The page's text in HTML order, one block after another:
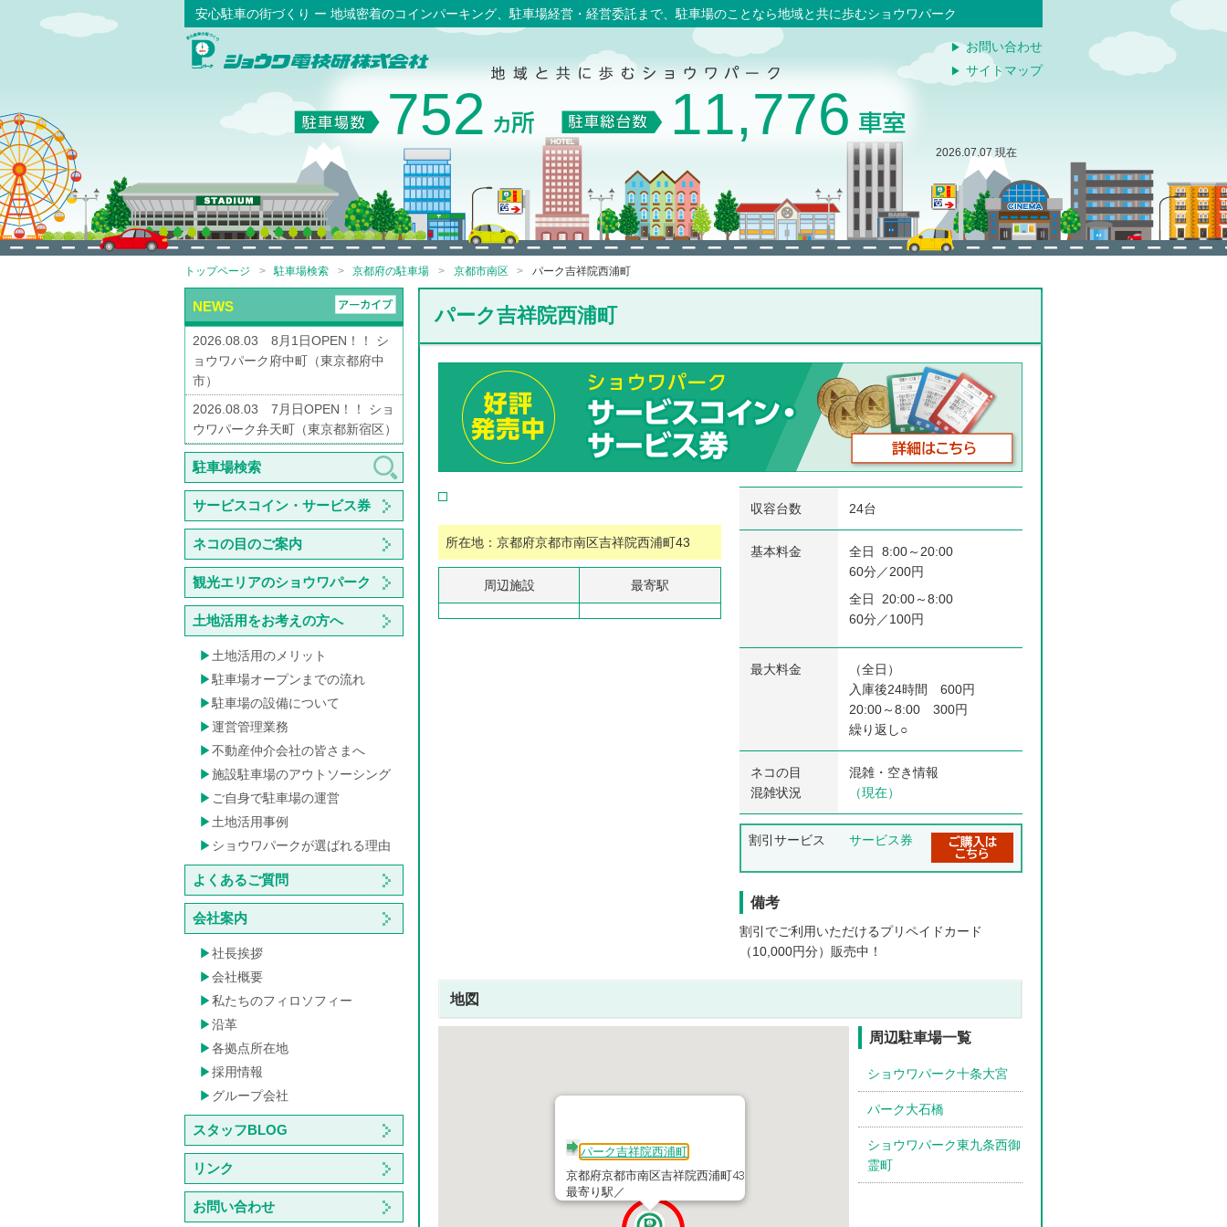
安心駐車の街づくり ー 地域密着のコインパーキング、駐車場経営・経営委託まで、駐車場のことなら地域と共に歩むショウワパーク
お問い合わせ
サイトマップ
752 11,776
2026.07.07 現在
トップページ 駐車場検索 京都府の駐車場 京都市南区 パーク吉祥院西浦町
パーク吉祥院西浦町
所在地：京都府京都市南区吉祥院西浦町43
周辺施設 最寄駅
収容台数 24台
基本料金
全日 8:00～20:00
60分／200円
全日 20:00～8:00
60分／100円
最大料金
（全日）
入庫後24時間 600円
20:00～8:00 300円
繰り返し○
ネコの目
混雑状況
混雑・空き情報
（現在）
割引サービス サービス券
備考
割引でご利用いただけるプリペイドカード
（10,000円分）販売中！
地図
パーク吉祥院西浦町
京都府京都市南区吉祥院西浦町43
最寄り駅／
周辺駐車場一覧
ショウワパーク十条大宮
パーク大石橋
ショウワパーク東九条西御
霊町
NEWS
2026.08.03 8月1日OPEN！！ シ
ョウワパーク府中町（東京都府中
市）
2026.08.03 7月日OPEN！！ ショ
ウワパーク弁天町（東京都新宿区）
駐車場検索
サービスコイン・サービス券
ネコの目のご案内
観光エリアのショウワパーク
土地活用をお考えの方へ
土地活用のメリット
駐車場オープンまでの流れ
駐車場の設備について
運営管理業務
不動産仲介会社の皆さまへ
施設駐車場のアウトソーシング
ご自身で駐車場の運営
土地活用事例
ショウワパークが選ばれる理由
よくあるご質問
会社案内
社長挨拶
会社概要
私たちのフィロソフィー
沿革
各拠点所在地
採用情報
グループ会社
スタッフBLOG
リンク
お問い合わせ